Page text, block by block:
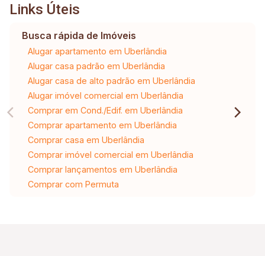
Links Úteis
Busca rápida de Imóveis
Alugar apartamento em Uberlândia
Alugar casa padrão em Uberlândia
Alugar casa de alto padrão em Uberlândia
Alugar imóvel comercial em Uberlândia
Comprar em Cond./Edif. em Uberlândia
Comprar apartamento em Uberlândia
Comprar casa em Uberlândia
Comprar imóvel comercial em Uberlândia
Comprar lançamentos em Uberlândia
Comprar com Permuta